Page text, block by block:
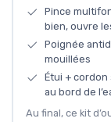
Pince
bien, ouvre
Poignée
mouillées
Étui +
au bord de
Au final, ce kit